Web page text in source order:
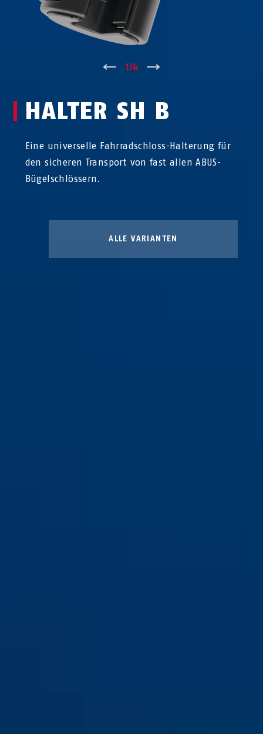
↑ 1/4
HALTER SH B
Eine universelle Fahrradschloss-Halterung für
den sicheren Transport von fast allen ABUS-
Bügelschlössern.
ALLE VARIANTEN